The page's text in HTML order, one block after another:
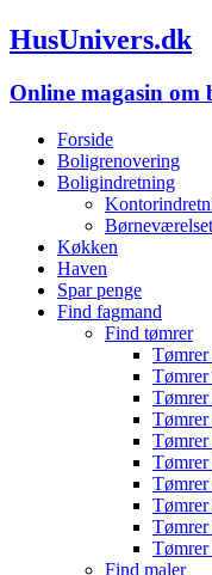
HusUnivers.dk
Online magasin om
Forside
Boligrenovering
Boligindretning
Børneværelset
Køkken
Haven
Spar penge
Find fagmand
Find tømrer
Tømrer
Tømrer
Tømrer
Tømrer
Find maler